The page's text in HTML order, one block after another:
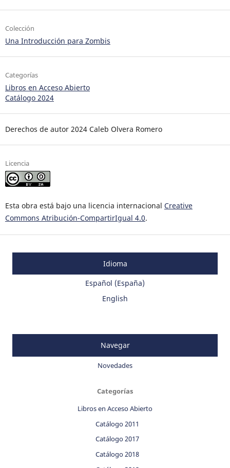
Colección
Una Introducción para Zombis
Categorías
Libros en Acceso Abierto
Catálogo 2024
Derechos de autor 2024 Caleb Olvera Romero
Licencia
Esta obra está bajo una licencia internacional Creative
Commons Atribución-CompartirIgual 4.0.
Idioma
Español (España)
English
Navegar
Novedades
Categorías
Libros en Acceso Abierto
Catálogo 2011
Catálogo 2017
Catálogo 2018